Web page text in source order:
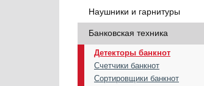
Наушники и гарнитуры
Банковская техника
Детекторы банкнот
Счетчики банкнот
Сортировщики банкнот